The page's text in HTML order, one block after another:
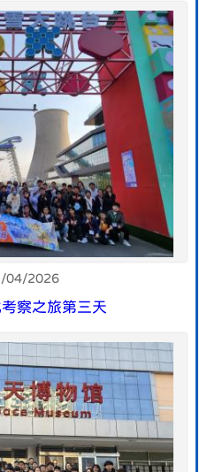
04/2026
察之旅第三天